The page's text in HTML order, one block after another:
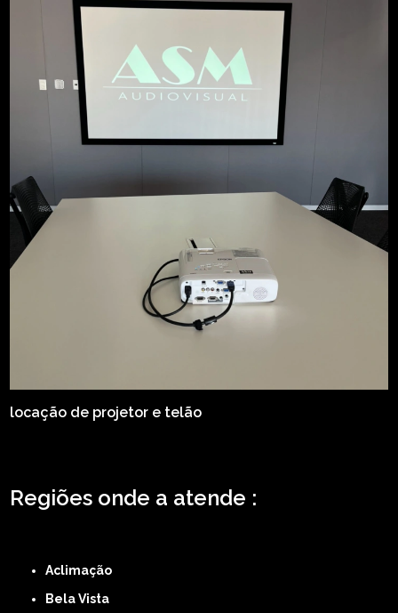
locação de projetor e telão
Regiões onde a atende :
Aclimação
Bela Vista